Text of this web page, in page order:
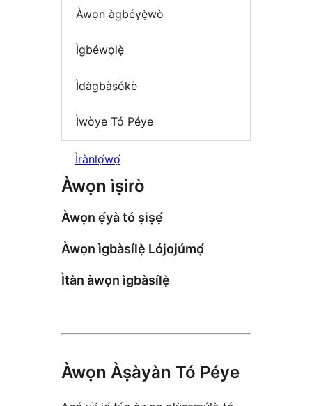
Àwọn àgbéyẹ̀wò
Ìgbéwọlẹ̀
Ìdàgbàsókè
Ìwòye Tó Péye
Ìrànlọ́wọ́
Àwọn ìṣirò
Àwọn ẹ́yà tó ṣiṣẹ́
Àwọn ìgbàsílẹ̀ Lójojúmọ́
Ìtàn àwọn ìgbàsílẹ̀
Àwọn Àṣàyàn Tó Péye